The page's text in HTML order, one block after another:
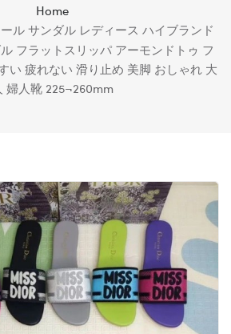
Home
ル サンダル レディース ハイブランド
フラットスリッパ アーモンドトゥ フ
い 疲れない 滑り止め 美脚 おしゃれ 大
婦人靴 225¬260mm